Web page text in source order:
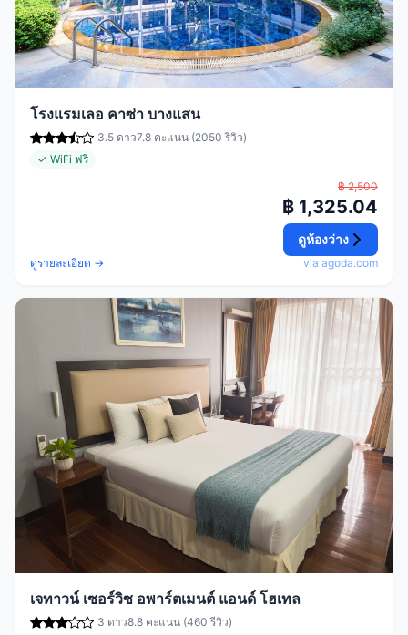
โรงแรมเลอ คาซ่า บางแสน
3.5 ดาว7.8 คะแนน (2050 รีวิว)
✓ WiFi ฟรี
ดูรายละเอียด →
฿ 2,500
฿ 1,325.04
ดูห้องว่าง
via agoda.com
เจทาวน์ เซอร์วิซ อพาร์ตเมนต์ แอนด์ โฮเทล
3 ดาว8.8 คะแนน (460 รีวิว)